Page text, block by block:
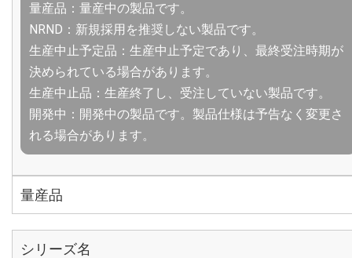
量産品：量産中の製品です。
NRND：新規採用を推奨しない製品です。
生産中止予定品：生産中止予定であり、最終受注時期が
決められている場合があります。
生産中止品：生産終了し、受注していない製品です。
開発中：開発中の製品です。製品仕様は予告なく変更さ
れる場合があります。
量産品
シリーズ名